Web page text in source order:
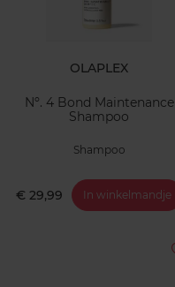
OLAPLEX
Nº. 4 Bond Maintenance
Shampoo
Shampoo
€ 29,99 In winkelmandje